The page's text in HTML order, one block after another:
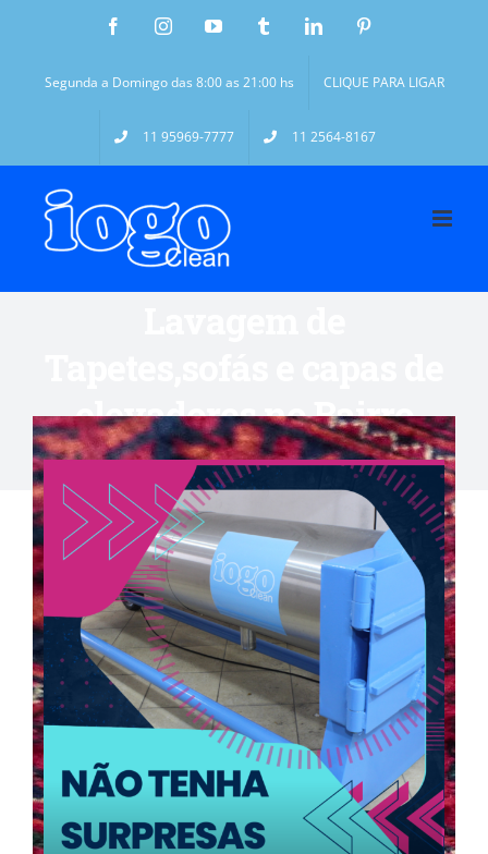
Segunda a Domingo das 8:00 as 21:00 hs CLIQUE PARA LIGAR
11 95969-7777 11 2564-8167
elevadores no Bairro
Moema-SP